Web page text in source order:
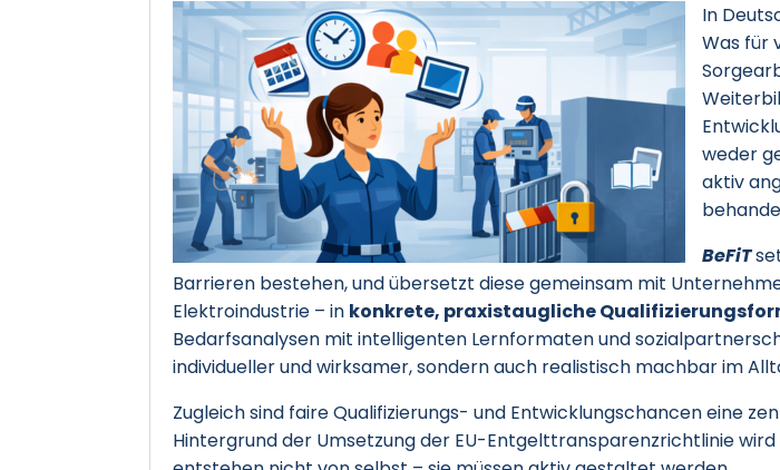
In
Was für
weder
aktiv
BeFiT
Barrieren bestehen, und übersetzt diese gemeinsam mit
Elektroindustrie – in konkrete, praxistaugliche
Bedarfsanalysen mit intelligenten Lernformaten und
individueller und wirksamer, sondern auch realistisch machbar im
Zugleich sind faire Qualifizierungs- und Entwicklungschancen eine
Hintergrund der Umsetzung der EU-Entgelttransparenzrichtlinie